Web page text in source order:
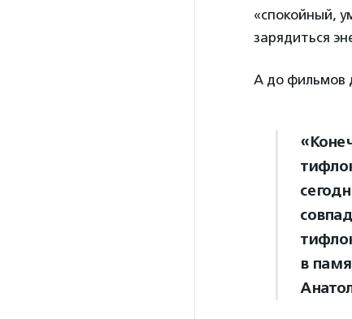
«спокойный,
зарядиться
А до фильмов
в